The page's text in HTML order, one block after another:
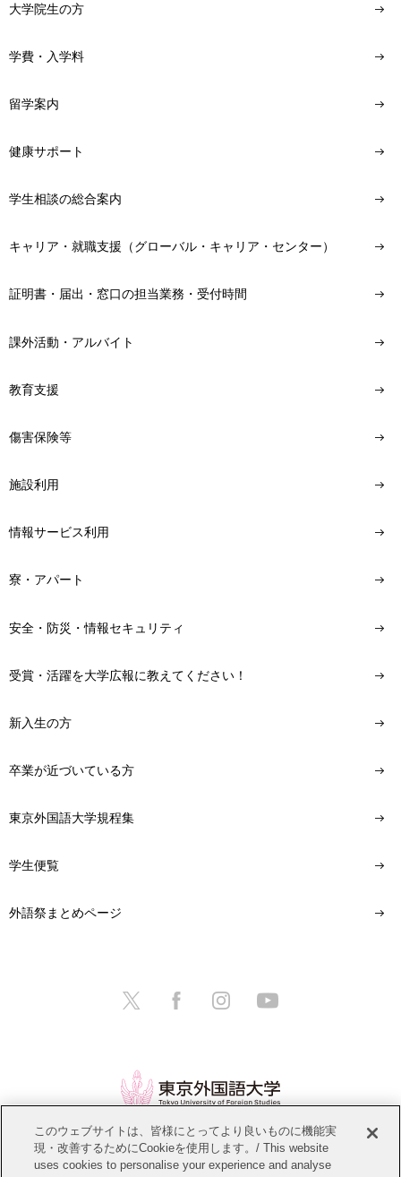
大学院生の方
学費・入学料
留学案内
健康サポート
学生相談の総合案内
キャリア・就職支援（グローバル・キャリア・センター）
証明書・届出・窓口の担当業務・受付時間
課外活動・アルバイト
教育支援
傷害保険等
施設利用
情報サービス利用
寮・アパート
安全・防災・情報セキュリティ
受賞・活躍を大学広報に教えてください！
新入生の方
卒業が近づいている方
東京外国語大学規程集
学生便覧
外語祭まとめページ
情報公開 教職員募集 このサイトについて
このウェブサイトは、皆様にとってより良いものに機能実
現・改善するためにCookieを使用します。/ This website
uses cookies to personalise your experience and analyse